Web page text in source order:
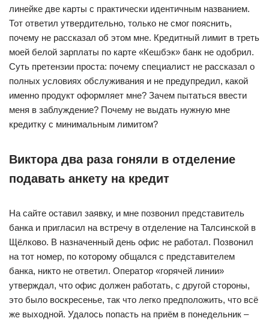
линейке две карты с практически идентичным названием.
Тот ответил утвердительно, только не смог пояснить,
почему не рассказал об этом мне. Кредитный лимит в треть
моей белой зарплаты по карте «Кешбэк» банк не одобрил.
Суть претензии проста: почему специалист не рассказал о
полных условиях обслуживания и не предупредил, какой
именно продукт оформляет мне? Зачем пытаться ввести
меня в заблуждение? Почему не выдать нужную мне
кредитку с минимальным лимитом?
Виктора два раза гоняли в отделение
подавать анкету на кредит
На сайте оставил заявку, и мне позвонил представитель
банка и пригласил на встречу в отделение на Талсинской в
Щёлково. В назначенный день офис не работал. Позвонил
на тот номер, по которому общался с представителем
банка, никто не ответил. Оператор «горячей линии»
утверждал, что офис должен работать, с другой стороны,
это было воскресенье, так что легко предположить, что всё
же выходной. Удалось попасть на приём в понедельник –